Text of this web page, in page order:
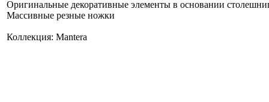
Оригинальные декоративные элементы в основании
Массивные резные ножки
Коллекция: Mantera